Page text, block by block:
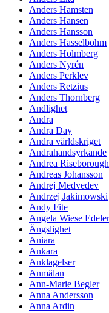
Anders Hamsten
Anders Hansen
Anders Hansson
Anders Hasselbohm
Anders Holmberg
Anders Nyrén
Anders Perklev
Anders Retzius
Anders Thornberg
Andlighet
Andra
Andra Day
Andra världskriget
Andrahandsyrkande
Andrea Riseborough
Andreas Johansson
Andrej Medvedev
Andrzej Jakimowski
Andy Fite
Angela Wiese Edeler
Ängslighet
Aniara
Ankara
Anklagelser
Anmälan
Ann-Marie Begler
Anna Andersson
Anna Ardin